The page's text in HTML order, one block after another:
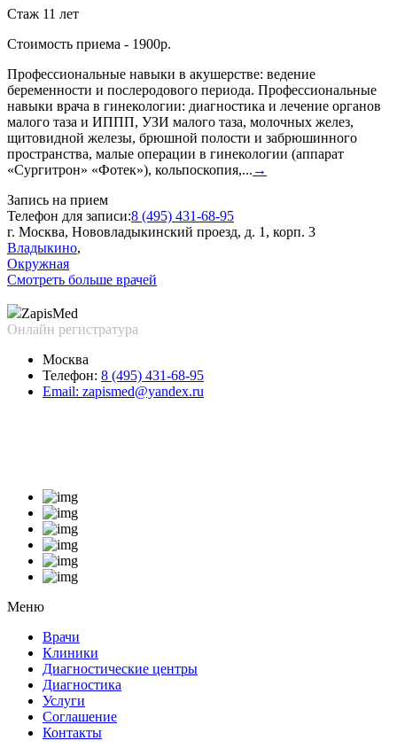
Стаж 11 лет
Стоимость приема - 1900р.
Профессиональные навыки в акушерстве: ведение
беременности и послеродового периода. Профессиональные
навыки врача в гинекологии: диагностика и лечение органов
малого таза и ИППП, УЗИ малого таза, молочных желез,
щитовидной железы, брюшной полости и забрюшинного
пространства, малые операции в гинекологии (аппарат
«Сургитрон» «Фотек»), кольпоскопия,... →
Запись на прием
Телефон для записи:8 (495) 431-68-95
г. Москва, Нововладыкинский проезд, д. 1, корп. 3
Владыкино,
Окружная
Смотреть больше врачей
ZapisMed
Онлайн регистратура
Москва
Телефон: 8 (495) 431-68-95
Email: zapismed@yandex.ru
Меню
Врачи
Клиники
Диагностические центры
Диагностика
Услуги
Соглашение
Контакты